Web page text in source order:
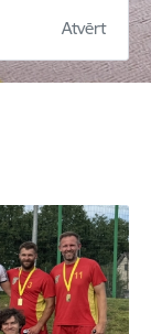
Atvērt